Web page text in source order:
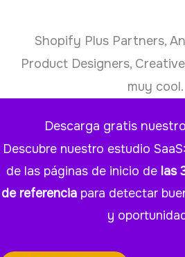
Shopify Plus Partners,
Product Designers,
muy cool.
Descarga gratis
Descubre nuestro estudio
de las páginas de inicio delas
de referenciapara detectar
y